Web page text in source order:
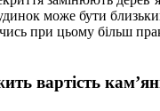
може бути
при цьому більш
вартість